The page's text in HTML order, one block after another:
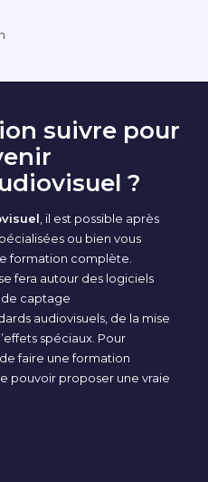
suivre pour
?
, il est possible après
ou bien vous
formation complète.
fera autour des logiciels
captage
audiovisuels, de la mise
spéciaux. Pour
faire une formation
pouvoir proposer une vraie